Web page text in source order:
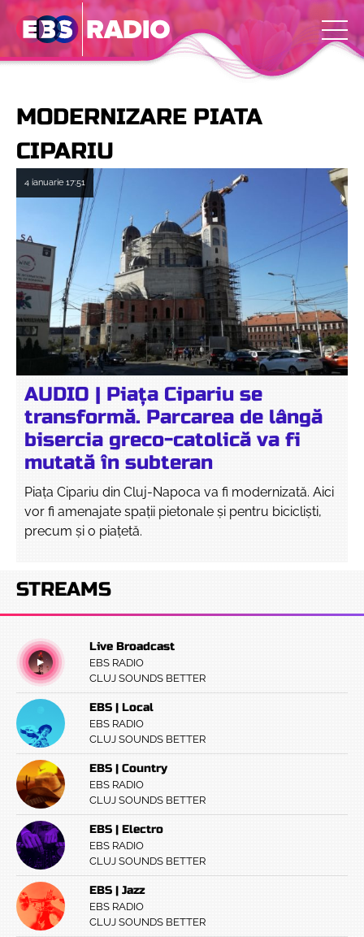
MODERNIZARE PIATA
CIPARIU
4 ianuarie 17:51
AUDIO | Piața Cipariu se
transformă. Parcarea de lângă
bisercia greco-catolică va fi
mutată în subteran
Piața Cipariu din Cluj-Napoca va fi modernizată. Aici
vor fi amenajate spații pietonale și pentru bicicliști,
precum și o piațetă.
STREAMS
Live Broadcast
EBS RADIO
CLUJ SOUNDS BETTER
EBS | Local
EBS RADIO
CLUJ SOUNDS BETTER
EBS | Country
EBS RADIO
CLUJ SOUNDS BETTER
EBS | Electro
EBS RADIO
CLUJ SOUNDS BETTER
EBS | Jazz
EBS RADIO
CLUJ SOUNDS BETTER